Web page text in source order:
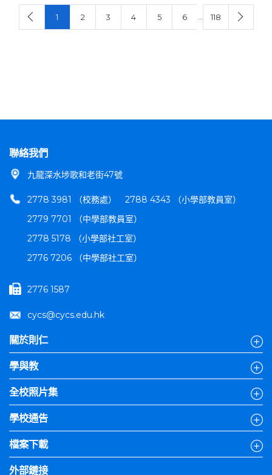
1 2 3 4 5 6 118
聯絡我們
九龍深水埗歌和老街47號
2778 3981 （校務處）
2788 4343 （小學部教員室）
2779 7701 （中學部教員室）
2778 5178 （小學部社工室）
2776 7206 （中學部社工室）
2776 1587
cycs@cycs.edu.hk
關於則仁
學與教
全校照片集
學校通告
檔案下載
外部鏈接